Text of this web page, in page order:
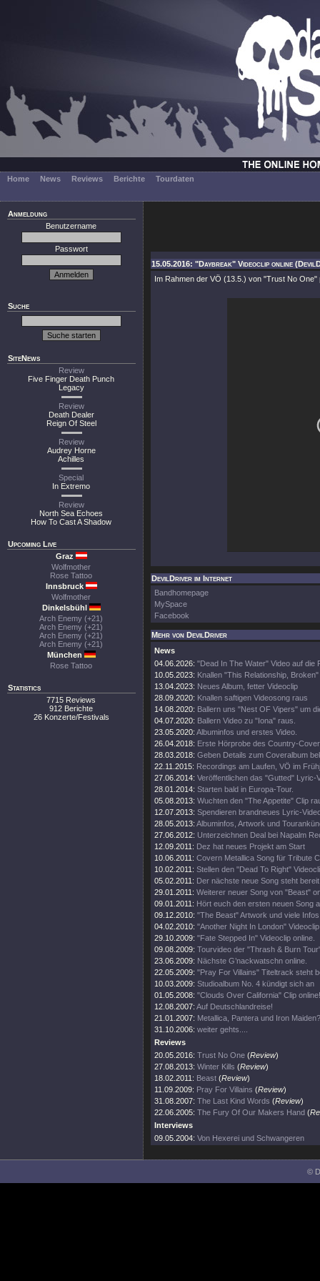
Home News Reviews Berichte Tourdaten
Anmeldung
Benutzername
Passwort
Suche
SiteNews
Review
Five Finger Death Punch
Legacy
Review
Death Dealer
Reign Of Steel
Review
Audrey Horne
Achilles
Special
In Extremo
Review
North Sea Echoes
How To Cast A Shadow
Upcoming Live
Graz
Wolfmother
Rose Tattoo
Innsbruck
Wolfmother
Dinkelsbühl
Arch Enemy (+21)
Arch Enemy (+21)
Arch Enemy (+21)
Arch Enemy (+21)
München
Rose Tattoo
Statistics
7715 Reviews
912 Berichte
26 Konzerte/Festivals
15.05.2016: "Daybreak" Videoclip online
Im Rahmen der VÖ (13.5.) von "Trust No
DevilDriver im Internet
Bandhomepage
MySpace
Facebook
Mehr von DevilDriver
News
04.06.2026: "Dead In The Water" Video auf die
10.05.2023: Knallen "This Relationship,
13.04.2023: Neues Album, fetter Videoclip
28.09.2020: Knallen saftigen Videosong raus
14.08.2020: Ballern uns "Nest OF Vipers" um
04.07.2020: Ballern Video zu "Iona" raus.
23.05.2020: Albuminfos und erstes Video.
26.04.2018: Erste Hörprobe des Country-
28.03.2018: Geben Details zum Coveralbum
22.11.2015: Recordings am Laufen, VÖ im
27.06.2014: Veröffentlichen das "Gutted" Lyric-
28.01.2014: Starten bald in Europa-Tour.
05.08.2013: Wuchten den "The Appetite" Clip
12.07.2013: Spendieren brandneues Lyric-
28.05.2013: Albuminfos, Artwork und
27.06.2012: Unterzeichnen Deal bei Napalm
12.09.2011: Dez hat neues Projekt am Start
10.06.2011: Covern Metallica Song für Tribute
10.02.2011: Stellen den "Dead To Right"
05.02.2011: Der nächste neue Song steht
29.01.2011: Weiterer neuer Song von "Beast"
09.01.2011: Hört euch den ersten neuen Song
09.12.2010: "The Beast" Artwork und viele
04.02.2010: "Another Night In London"
29.10.2009: "Fate Stepped In" Videoclip online.
09.08.2009: Tourvideo der "Thrash & Burn
23.06.2009: Nächste G’nackwatschn online.
22.05.2009: "Pray For Villains" Titeltrack steht
10.03.2009: Studioalbum No. 4 kündigt sich an
01.05.2008: "Clouds Over California" Clip online!
12.08.2007: Auf Deutschlandreise!
21.01.2007: Metallica, Pantera und Iron
31.10.2006: weiter gehts....
Reviews
20.05.2016: Trust No One (Review)
27.08.2013: Winter Kills (Review)
18.02.2011: Beast (Review)
11.09.2009: Pray For Villains (Review)
31.08.2007: The Last Kind Words (Review)
22.06.2005: The Fury Of Our Makers Hand (
Interviews
09.05.2004: Von Hexerei und Schwangeren
©